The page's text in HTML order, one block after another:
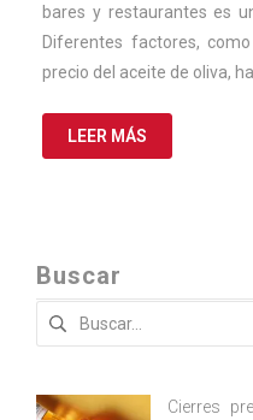
bares y restaurantes es
Diferentes factores,
precio del aceite de oliva,
LEER MÁS
Buscar
Buscar:
Cierres